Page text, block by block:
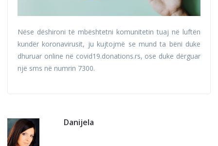
Nëse dëshironi të mbështetni komunitetin tuaj në luftën
kundër koronavirusit, ju kujtojmë se mund ta bëni duke
dhuruar online në covid19.donations.rs, ose duke dërguar
një sms në numrin 7300.
Danijela